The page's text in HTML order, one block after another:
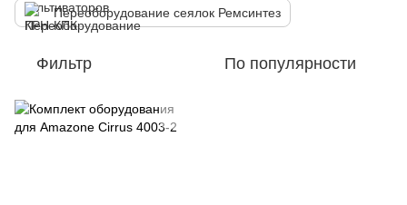
Переоборудование сеялок Ремсинтез
Фильтр По популярности